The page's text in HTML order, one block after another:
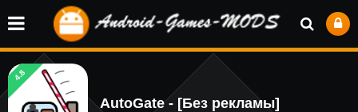
4.8
AutoGate - [Без рекламы]